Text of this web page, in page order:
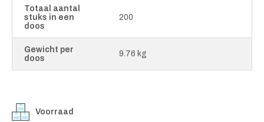
Totaal aantal
stuks in een
doos
200
Gewicht per
doos
9.76 kg
Voorraad